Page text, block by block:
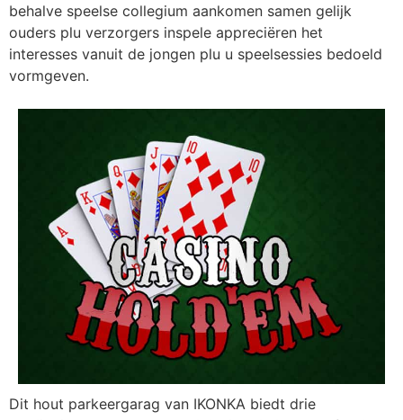
behalve speelse collegium aankomen samen gelijk
ouders plu verzorgers inspele appreciëren het
interesses vanuit de jongen plu u speelsessies bedoeld
vormgeven.
Dit hout parkeergarag van IKONKA biedt drie